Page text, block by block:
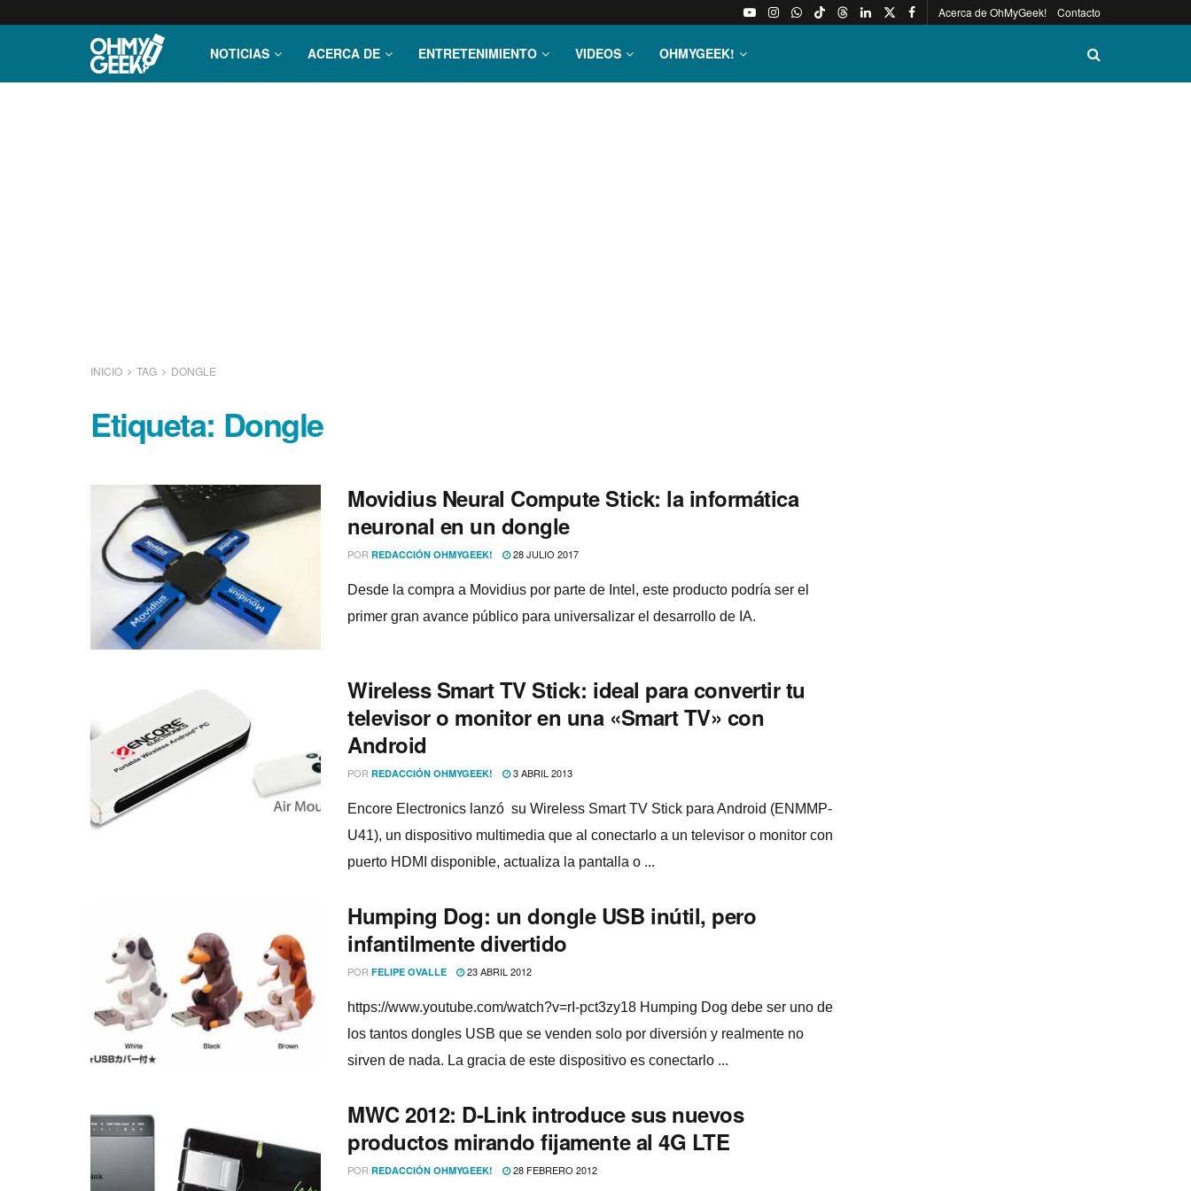
Acerca de OhMyGeek! Contacto
NOTICIAS ACERCA DE ENTRETENIMIENTO VIDEOS OHMYGEEK!
INICIO TAG DONGLE
Etiqueta: Dongle
Movidius Neural Compute Stick: la informática
neuronal en un dongle
POR REDACCIÓN OHMYGEEK! 28 JULIO 2017
Desde la compra a Movidius por parte de Intel, este producto podrí­a ser el
primer gran avance público para universalizar el desarrollo de IA.
Wireless Smart TV Stick: ideal para convertir tu
televisor o monitor en una «Smart TV» con
Android
POR REDACCIÓN OHMYGEEK! 3 ABRIL 2013
Encore Electronics lanzó su Wireless Smart TV Stick para Android (ENMMP-
U41), un dispositivo multimedia que al conectarlo a un televisor o monitor con
puerto HDMI disponible, actualiza la pantalla o ...
Humping Dog: un dongle USB inútil, pero
infantilmente divertido
POR FELIPE OVALLE 23 ABRIL 2012
https://www.youtube.com/watch?v=rI-pct3zy18 Humping Dog debe ser uno de
los tantos dongles USB que se venden solo por diversión y realmente no
sirven de nada. La gracia de este dispositivo es conectarlo ...
MWC 2012: D-Link introduce sus nuevos
productos mirando fijamente al 4G LTE
POR REDACCIÓN OHMYGEEK! 28 FEBRERO 2012